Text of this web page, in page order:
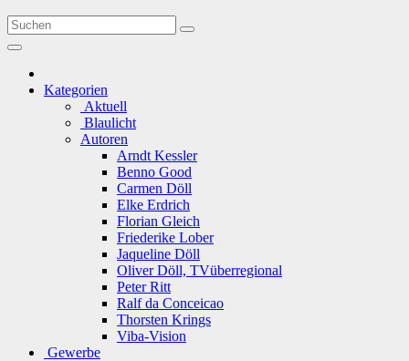
Kategorien
Aktuell
Blaulicht
Autoren
Arndt Kessler
Benno Good
Carmen Döll
Elke Erdrich
Florian Gleich
Friederike Lober
Jaqueline Döll
Oliver Döll, TVüberregional
Peter Ritt
Ralf da Conceicao
Thorsten Krings
Viba-Vision
Gewerbe